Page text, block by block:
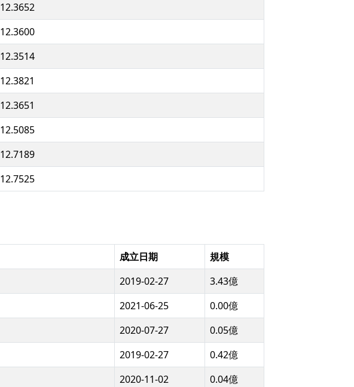
12.3652
12.3600
12.3514
12.3821
12.3651
12.5085
12.7189
12.7525
成立日期
規模
2019-02-27
3.43億
2021-06-25
0.00億
2020-07-27
0.05億
2019-02-27
0.42億
2020-11-02 0.04億